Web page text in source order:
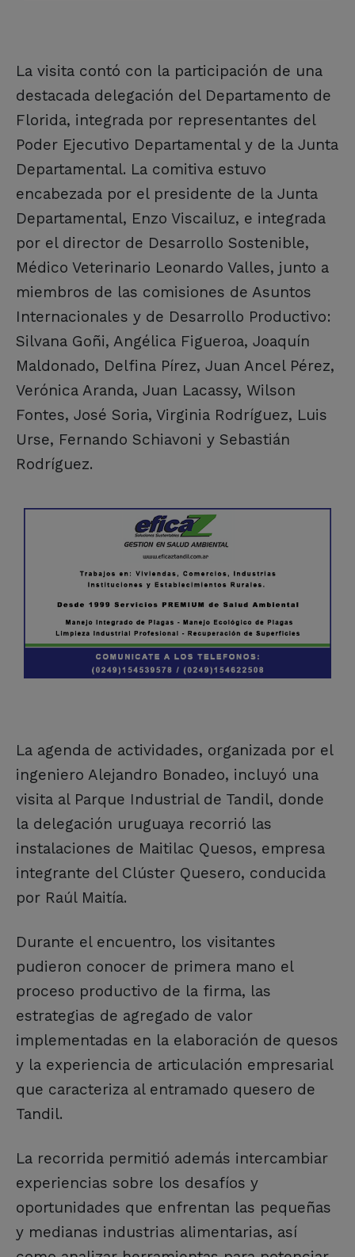
La visita contó con la participación de una
destacada delegación del Departamento de
Florida, integrada por representantes del
Poder Ejecutivo Departamental y de la Junta
Departamental. La comitiva estuvo
encabezada por el presidente de la Junta
Departamental, Enzo Viscailuz, e integrada
por el director de Desarrollo Sostenible,
Médico Veterinario Leonardo Valles, junto a
miembros de las comisiones de Asuntos
Internacionales y de Desarrollo Productivo:
Silvana Goñi, Angélica Figueroa, Joaquín
Maldonado, Delfina Pírez, Juan Ancel Pérez,
Verónica Aranda, Juan Lacassy, Wilson
Fontes, José Soria, Virginia Rodríguez, Luis
Urse, Fernando Schiavoni y Sebastián
Rodríguez.
La agenda de actividades, organizada por el
ingeniero Alejandro Bonadeo, incluyó una
visita al Parque Industrial de Tandil, donde
la delegación uruguaya recorrió las
instalaciones de Maitilac Quesos, empresa
integrante del Clúster Quesero, conducida
por Raúl Maitía.
Durante el encuentro, los visitantes
pudieron conocer de primera mano el
proceso productivo de la firma, las
estrategias de agregado de valor
implementadas en la elaboración de quesos
y la experiencia de articulación empresarial
que caracteriza al entramado quesero de
Tandil.
La recorrida permitió además intercambiar
experiencias sobre los desafíos y
oportunidades que enfrentan las pequeñas
y medianas industrias alimentarias, así